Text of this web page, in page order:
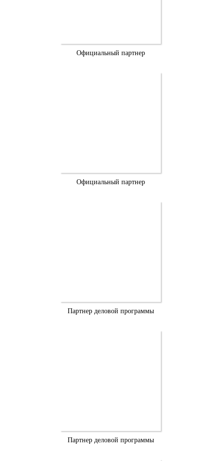
Официальный партнер
Официальный партнер
Партнер деловой программы
Партнер деловой программы